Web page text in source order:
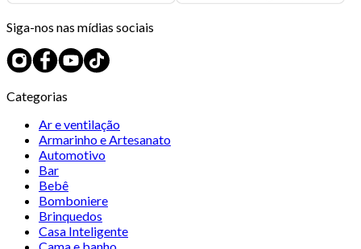
Siga-nos nas mídias sociais
Categorias
Ar e ventilação
Armarinho e Artesanato
Automotivo
Bar
Bebê
Bomboniere
Brinquedos
Casa Inteligente